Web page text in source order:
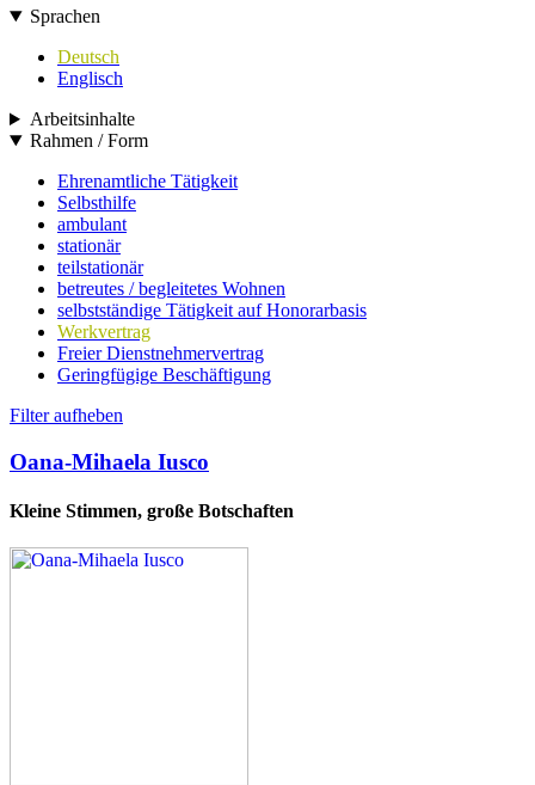
Sprachen
Deutsch
Englisch
Arbeitsinhalte
Rahmen / Form
Ehrenamtliche Tätigkeit
Selbsthilfe
ambulant
stationär
teilstationär
betreutes / begleitetes Wohnen
selbstständige Tätigkeit auf Honorarbasis
Werkvertrag
Freier Dienstnehmervertrag
Geringfügige Beschäftigung
Filter aufheben
Oana-Mihaela Iusco
Kleine Stimmen, große Botschaften